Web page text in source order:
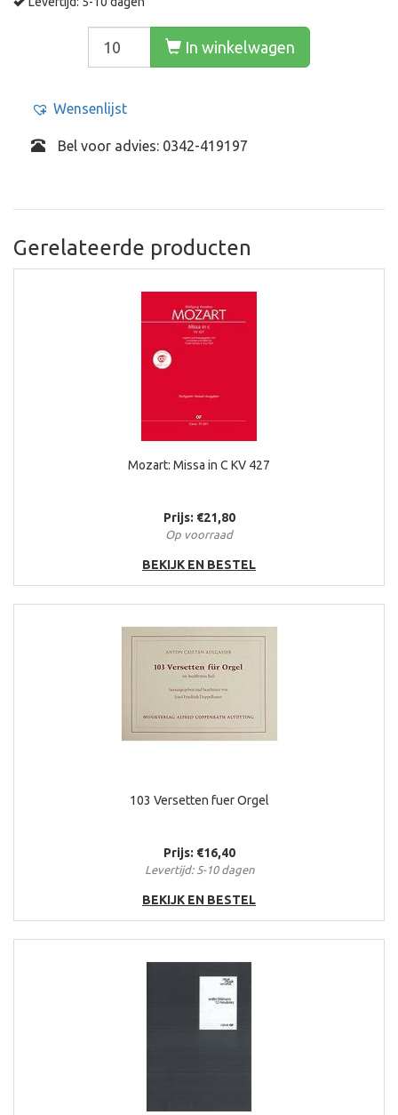
In winkelwagen
Wensenlijst
Bel voor advies: 0342-419197
Gerelateerde producten
Mozart: Missa in C KV 427
Prijs: €21,80
Op voorraad
BEKIJK EN BESTEL
103 Versetten fuer Orgel
Prijs: €16,40
Levertijd: 5-10 dagen
BEKIJK EN BESTEL